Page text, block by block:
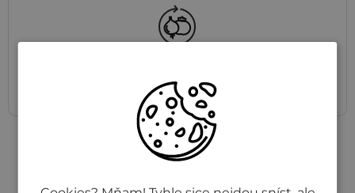
Zapojte se s námi do boje proti plýtvání a ušetřete.